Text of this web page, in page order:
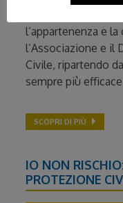
l’appartenenza e
l’Associazione e il
Civile, ripartendo
sempre più
SCOPRI DI PIÙ
IO NON
PROTEZIONE